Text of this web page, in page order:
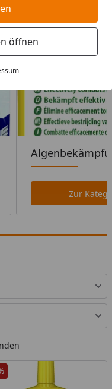
öffnen
Zur